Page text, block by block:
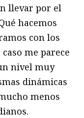
llevar por el
hacemos
con los
me parece
nivel muy
dinámicas
menos